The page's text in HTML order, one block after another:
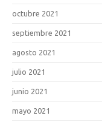
octubre 2021
septiembre 2021
agosto 2021
julio 2021
junio 2021
mayo 2021